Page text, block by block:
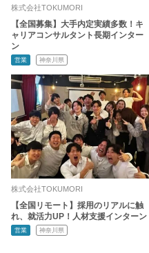
株式会社TOKUMORI
【全国募集】大手内定実績多数！キ
ャリアコンサルタント長期インター
ン
営業 神奈川県
株式会社TOKUMORI
【全国リモート】採用のリアルに触
れ、就活力UP！人材支援インターン
営業 神奈川県